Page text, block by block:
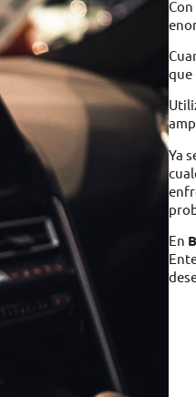
que
Ya
En